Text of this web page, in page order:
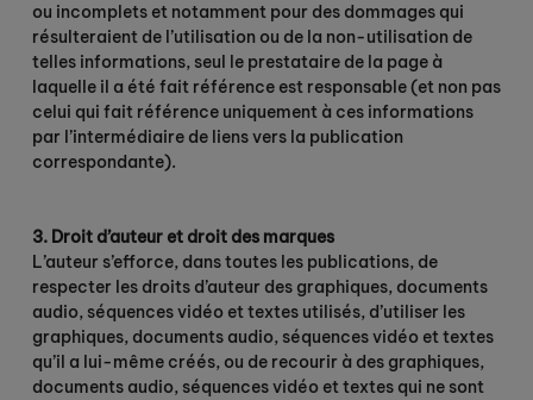
ou incomplets et notamment pour des dommages qui
résulteraient de l’utilisation ou de la non-utilisation de
telles informations, seul le prestataire de la page à
laquelle il a été fait référence est responsable (et non pas
celui qui fait référence uniquement à ces informations
par l’intermédiaire de liens vers la publication
correspondante).
3. Droit d’auteur et droit des marques
L’auteur s’efforce, dans toutes les publications, de
respecter les droits d’auteur des graphiques, documents
audio, séquences vidéo et textes utilisés, d’utiliser les
graphiques, documents audio, séquences vidéo et textes
qu’il a lui-même créés, ou de recourir à des graphiques,
documents audio, séquences vidéo et textes qui ne sont